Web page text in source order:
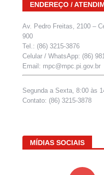
ENDEREÇO /
Av. Pedro Freitas, 2100 –
900
Tel.: (86) 3215-3876
Celular / WhatsApp: (86)
Email: mpc@mpc.pi.gov.br
Segunda a Sexta, 8:00 às
Contato: (86) 3215-3878
MÍDIAS SOCIAIS